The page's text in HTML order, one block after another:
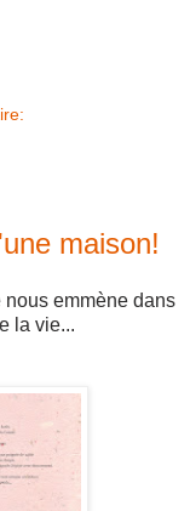
maison!
emmène dans
la vie...